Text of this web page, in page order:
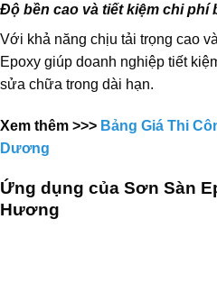
Độ bền cao và tiết kiệm chi phí
Với khả năng chịu tải trọng cao
Epoxy giúp doanh nghiệp tiết
sửa chữa trong dài hạn.
Xem thêm >>> Bảng Giá Thi
Dương
Ứng dụng của Sơn Sàn
Hương